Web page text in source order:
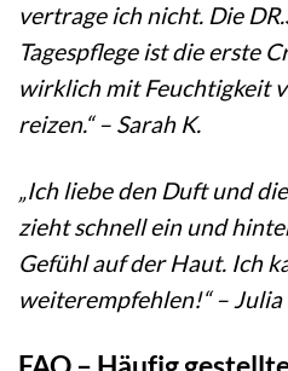
vertrage ich nicht. Die
Tagespflege ist die erste
wirklich mit Feuchtigkeit
reizen.“ – Sarah K.
„Ich liebe den Duft und
zieht schnell ein und
Gefühl auf der Haut. Ich
weiterempfehlen!“ – Julia